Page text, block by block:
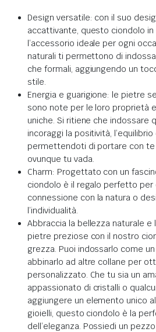
Design versatile: con il suo
accattivante, questo ciondolo
l’accessorio ideale per ogni
naturali ti permettono di
che formali, aggiungendo un
stile.
Energia e guarigione: le pietre
sono note per le loro proprietà
uniche. Si ritiene che indossare
incoraggi la positività,
permettendoti di portare con
ovunque tu vada.
Charm: Progettato con un
ciondolo è il regalo perfetto per
connessione con la natura o
l’individualità.
Abbraccia la bellezza naturale e
pietre preziose con il nostro
grezza. Puoi indossarlo come
abbinarlo ad altre collane per
personalizzato. Che tu sia un
appassionato di cristalli o
aggiungere un elemento unico
gioielli, questo ciondolo è la
dell’eleganza. Possiedi un